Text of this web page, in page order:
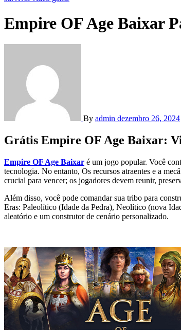
Empire OF Age Baixar
By admin dezembro 26, 2024
Grátis Empire OF Age Baixar:
Empire OF Age Baixar é um jogo popular. Você
tecnologia. No entanto, Os recursos atraentes e a
crucial para vencer; os jogadores devem reunir,
Além disso, você pode comandar sua tribo para
Eras: Paleolítico (Idade da Pedra), Neolítico (nova
aleatório e um construtor de cenário personalizado.